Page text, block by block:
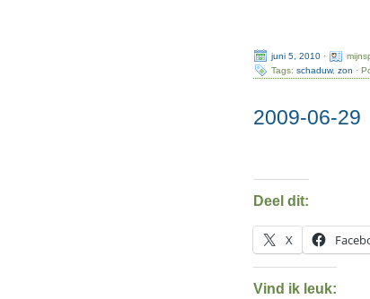
juni 5, 2010 ·
Tags:schaduw,zon ·
2009-06-29
Deel dit:
X
Vind ik leuk: